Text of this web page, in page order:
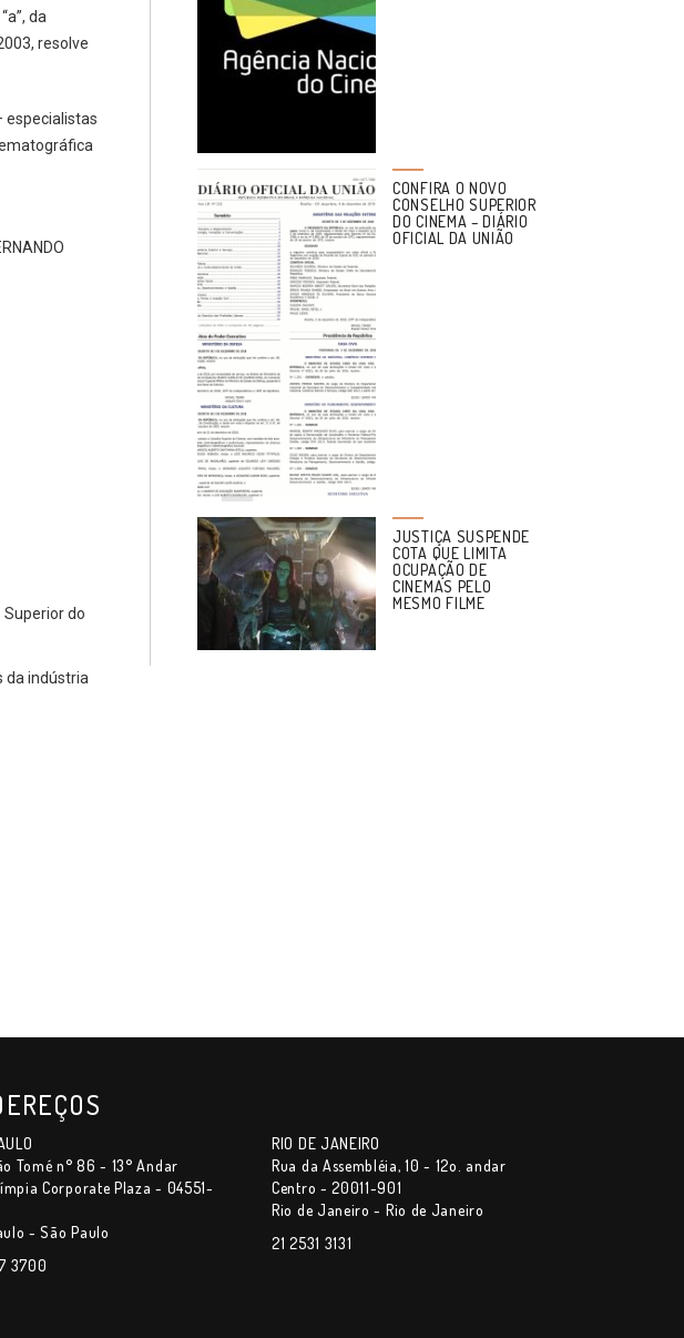
da
resolve
especialistas
Superior do
da indústria
CONFIRA O NOVO
CONSELHO SUPERIOR
DO CINEMA – DIÁRIO
OFICIAL DA UNIÃO
JUSTIÇA SUSPENDE
COTA QUE LIMITA
OCUPAÇÃO DE
CINEMAS PELO
MESMO FILME
Tomé n° 86 - 13° Andar
Corporate Plaza - 04551-
- São Paulo
3700
RIO DE JANEIRO
Rua da Assembléia, 10 - 12o. andar
Centro - 20011-901
Rio de Janeiro - Rio de Janeiro
21 2531 3131